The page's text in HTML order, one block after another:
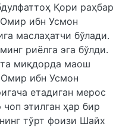
Қори раҳбар
ибн Усмон
маслаҳатчи бўлади.
риёлга эга бўлди.
миқдорда маош
ибн Усмон
етадиган мерос
этилган ҳар бир
тўрт фоизи Шайх